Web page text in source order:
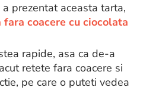
prezentat aceasta tarta,
coacere cu ciocolata
rapide, asa ca de-a
retete fara coacere si
pe care o puteti vedea